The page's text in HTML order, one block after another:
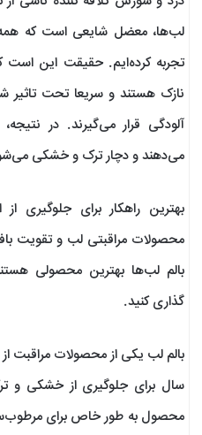
لب‌ها، معضل شایعی است که ‌همه
تجربه کرده‌ایم. حقیقت این
نازک هستند و سریعا تحت
آلودگی قرار می‌گیرند. در
می‌دهند و دچار ترک و خشکی
بهترین راهکار برای جلوگیری
محصولات مراقبتی لب و تقویت
بالم لب‌ها بهترین محصولی
گذاری کنید.
بالم لب یکی از محصولات مراقبت
سال برای جلوگیری از خشکی و
محصول به طور خاص برای